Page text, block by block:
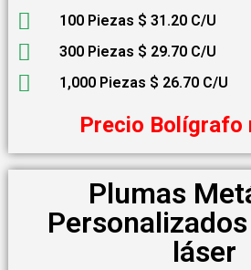
100 Piezas $ 31.20 C/U
300 Piezas $ 29.70 C/U
1,000 Piezas $ 26.70 C/U
Precio Bolígrafo
Plumas
láser